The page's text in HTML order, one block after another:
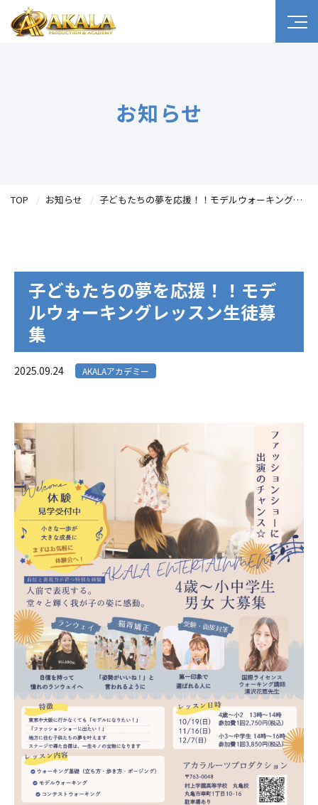
お知らせ
TOP お知らせ 子どもたちの夢を応援！！モデルウォーキングレッスン生徒募集
子どもたちの夢を応援！！モデ
ルウォーキングレッスン生徒募
集
2025.09.24 AKALAアカデミー